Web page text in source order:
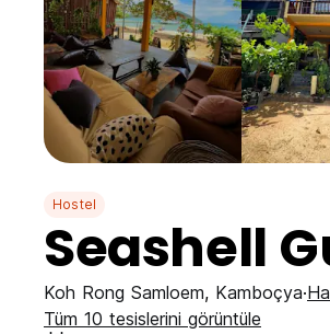
Hostel
Seashell
Koh Rong Samloem, Kamboçya
Tüm 10 tesislerini görüntüle